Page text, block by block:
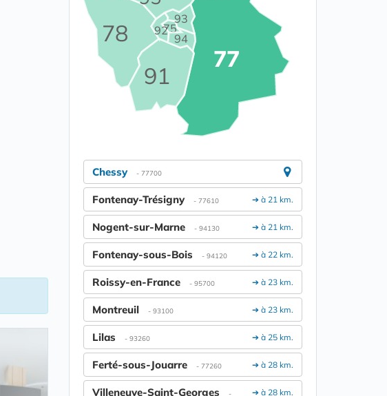
75
77
78
91
92
93
94
Chessy - 77700
➔ à 21 km.
Fontenay-Trésigny - 77610
➔ à 21 km.
Nogent-sur-Marne - 94130
➔ à 22 km.
Fontenay-sous-Bois - 94120
➔ à 23 km.
Roissy-en-France - 95700
➔ à 23 km.
Montreuil - 93100
➔ à 25 km.
Lilas - 93260
➔ à 28 km.
Ferté-sous-Jouarre - 77260
➔ à 28 km.
Villeneuve-Saint-Georges
-